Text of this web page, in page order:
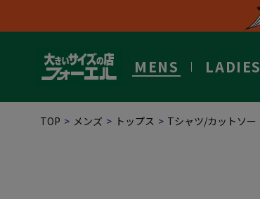
MENS LADIES
TOP メンズ トップス Tシャツ/カットソー